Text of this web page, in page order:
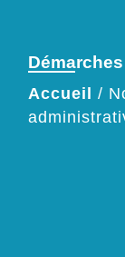
Accueil /